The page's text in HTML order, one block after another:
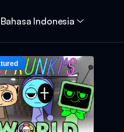
Bahasa Indonesia